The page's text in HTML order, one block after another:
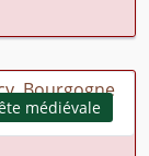
médiévale